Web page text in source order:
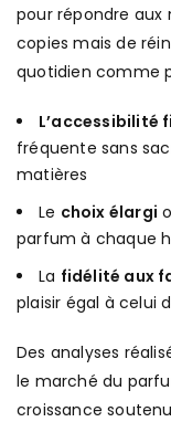
pour répondre aux
copies mais de
quotidien comme
L’accessibilité
fréquente sans
matières
Le choix élargi
parfum à chaque
La fidélité aux
plaisir égal à celui
Des analyses
le marché du
croissance